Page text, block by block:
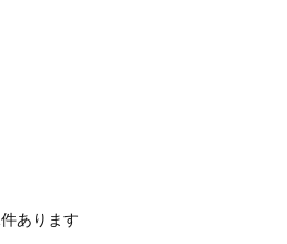
件あります